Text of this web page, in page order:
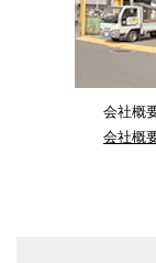
会社概
会社概